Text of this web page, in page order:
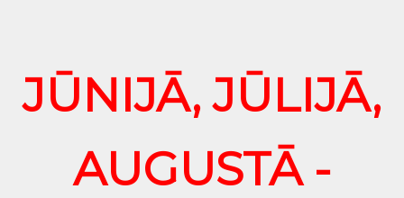
JŪNIJĀ, JŪLIJĀ,
AUGUSTĀ -